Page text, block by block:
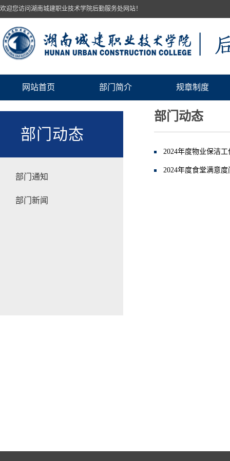
欢迎您访问湖南城建职业技术学院后勤服务处网站！
网站首页 部门简介 规章制度
部门动态
部门通知
部门新闻
部门动态
2024年度物业保洁
2024年度食堂满意